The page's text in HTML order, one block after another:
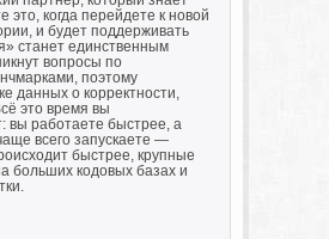
когда перейдете к новой
и будет поддерживать
станет единственным
вопросы по
поэтому
данных о корректности,
это время вы
вы работаете быстрее, а
всего запускаете —
быстрее, крупные
больших кодовых базах и